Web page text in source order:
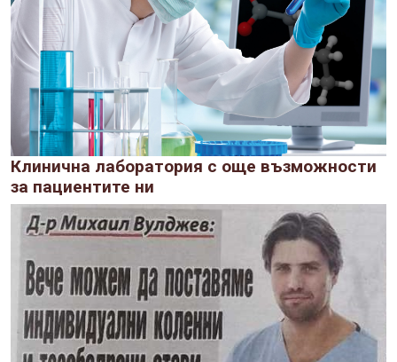
Клинична лаборатория с още възможности
за пациентите ни